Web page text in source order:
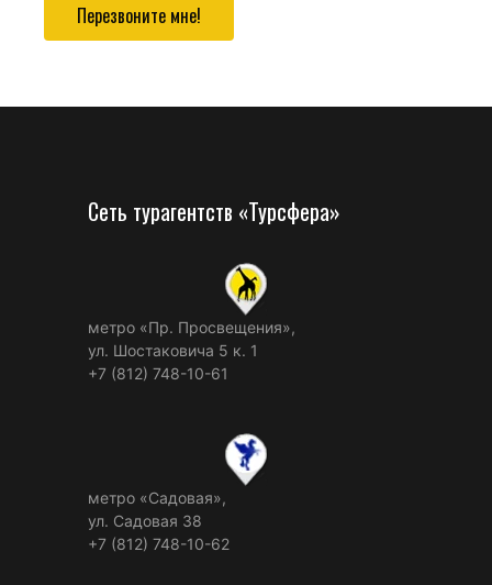
Перезвоните мне!
Сеть турагентств «Турсфера»
метро «Пр. Просвещения»,
ул. Шостаковича 5 к. 1
+7 (812) 748-10-61
метро «Садовая»,
ул. Садовая 38
+7 (812) 748-10-62